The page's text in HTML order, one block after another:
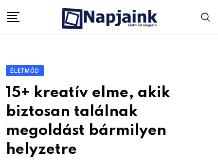
ÉLETMÓD
15+ kreatív elme, akik
biztosan találnak
megoldást bármilyen
helyzetre